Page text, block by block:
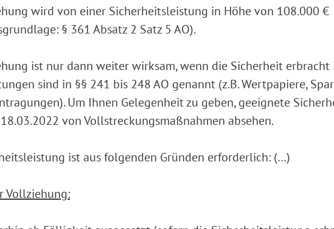
wird von einer Sicherheitsleistung in Höhe von 108.000 €
§ 361 Absatz 2 Satz 5 AO).
ist nur dann weiter wirksam, wenn die Sicherheit erbracht
sind in §§ 241 bis 248 AO genannt (z.B. Wertpapiere,
Um Ihnen Gelegenheit zu geben, geeignete
von Vollstreckungsmaßnahmen absehen.
ist aus folgenden Gründen erforderlich: (…)
Vollziehung: